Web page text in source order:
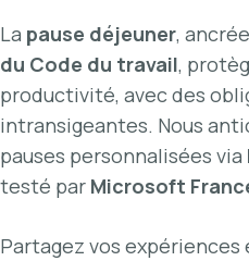
La pause déjeuner,
du Code du travail,
productivité, avec des
intransigeantes. Nous
pauses personnalisées via
testé par Microsoft
Partagez vos expériences